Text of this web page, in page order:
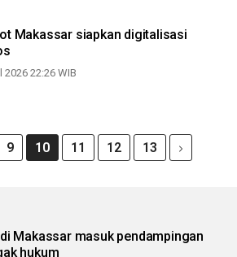
Makassar siapkan digitalisasi
2026 22:26 WIB
9 10 11 12 13
di Makassar masuk pendampingan
hukum